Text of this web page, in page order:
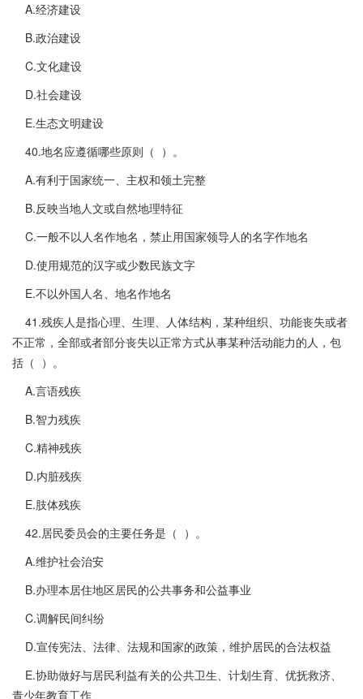
A.经济建设
B.政治建设
C.文化建设
D.社会建设
E.生态文明建设
40.地名应遵循哪些原则（ ）。
A.有利于国家统一、主权和领土完整
B.反映当地人文或自然地理特征
C.一般不以人名作地名，禁止用国家领导人的名字作地名
D.使用规范的汉字或少数民族文字
E.不以外国人名、地名作地名
41.残疾人是指心理、生理、人体结构，某种组织、功能丧失或者
不正常，全部或者部分丧失以正常方式从事某种活动能力的人，包
括（ ）。
A.言语残疾
B.智力残疾
C.精神残疾
D.内脏残疾
E.肢体残疾
42.居民委员会的主要任务是（ ）。
A.维护社会治安
B.办理本居住地区居民的公共事务和公益事业
C.调解民间纠纷
D.宣传宪法、法律、法规和国家的政策，维护居民的合法权益
E.协助做好与居民利益有关的公共卫生、计划生育、优抚救济、
青少年教育工作